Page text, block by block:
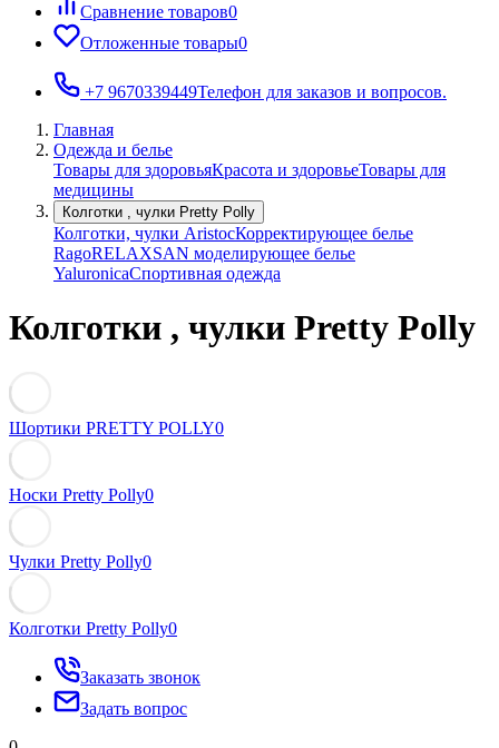
Сравнение товаров0
Отложенные товары0
+7 9670339449Телефон для заказов и вопросов.
Главная
Одежда и белье
Товары для здоровьяКрасота и здоровьеТовары для
медицины
Колготки , чулки Pretty Polly
Колготки, чулки AristocКорректирующее белье
RagoRELAXSAN моделирующее белье
YaluroniсaСпортивная одежда
Колготки , чулки Pretty Polly
Шортики PRETTY POLLY0
Носки Pretty Polly0
Чулки Pretty Polly0
Колготки Pretty Polly0
Заказать звонок
Задать вопрос